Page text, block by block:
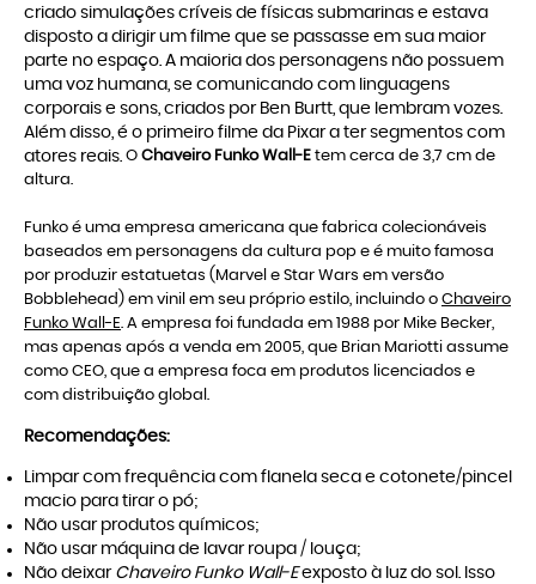
criado simulações críveis de físicas submarinas e estava
disposto a dirigir um filme que se passasse em sua maior
parte no espaço. A maioria dos personagens não possuem
uma voz humana, se comunicando com linguagens
corporais e sons, criados por Ben Burtt, que lembram vozes.
Além disso, é o primeiro filme da Pixar a ter segmentos com
atores reais. O Chaveiro Funko Wall-E tem cerca de 3,7 cm de
altura.
Funko é uma empresa americana que fabrica colecionáveis
baseados em personagens da cultura pop e é muito famosa
por produzir estatuetas (Marvel e Star Wars em versão
Bobblehead) em vinil em seu próprio estilo, incluindo o Chaveiro
Funko Wall-E. A empresa foi fundada em 1988 por Mike Becker,
mas apenas após a venda em 2005, que Brian Mariotti assume
como CEO, que a empresa foca em produtos licenciados e
com distribuição global.
Recomendações:
Limpar com frequência com flanela seca e cotonete/pincel
macio para tirar o pó;
Não usar produtos químicos;
Não usar máquina de lavar roupa / louça;
Não deixar Chaveiro Funko Wall-Eexposto à luz do sol. Isso